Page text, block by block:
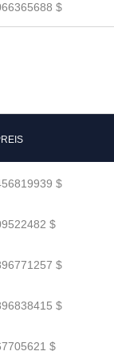
$
$
$
$
$
$